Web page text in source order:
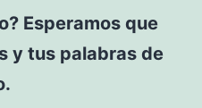
Esperamos que
y tus palabras de